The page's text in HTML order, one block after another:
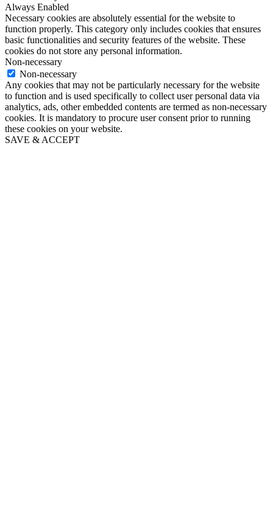
Always Enabled
Necessary cookies are absolutely essential for the website to
function properly. This category only includes cookies that ensures
basic functionalities and security features of the website. These
cookies do not store any personal information.
Non-necessary
Non-necessary
Any cookies that may not be particularly necessary for the website
to function and is used specifically to collect user personal data via
analytics, ads, other embedded contents are termed as non-necessary
cookies. It is mandatory to procure user consent prior to running
these cookies on your website.
SAVE & ACCEPT